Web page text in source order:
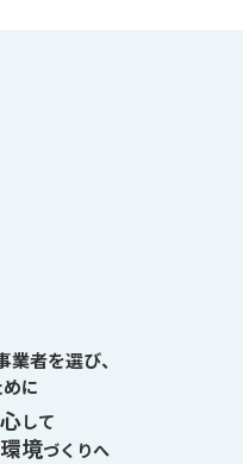
者を選び、
に
して
環境づくりへ